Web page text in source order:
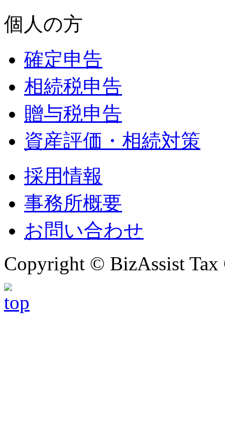
個人の方
確定申告
相続税申告
贈与税申告
資産評価・相続対策
採用情報
事務所概要
お問い合わせ
Copyright © BizAssist Tax